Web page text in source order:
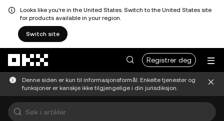
Looks like you're in the United States. Switch to the United States site
for products available in your region.
Switch site
Registrer deg
Denne siden er kun til informasjonsformål. Enkelte tjenester og
funksjoner er kanskje ikke tilgjengelige i din jurisdiksjon.